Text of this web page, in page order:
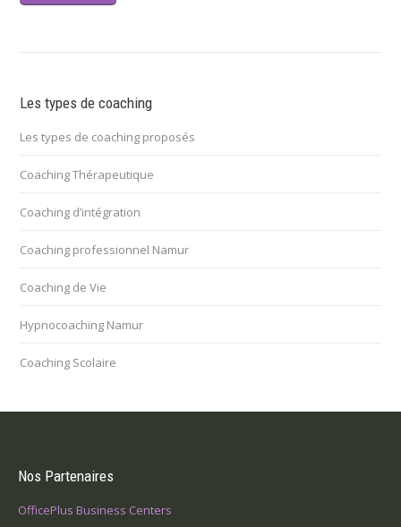
Les types de coaching
Les types de coaching proposés
Coaching Thérapeutique
Coaching d’intégration
Coaching professionnel Namur
Coaching de Vie
Hypnocoaching Namur
Coaching Scolaire
Nos Partenaires
OfficePlus Business Centers